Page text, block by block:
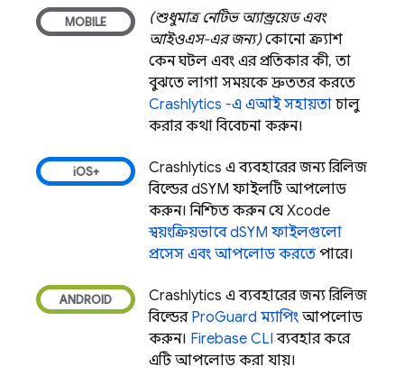
(শুধুমাত্র নেটিভ অ্যান্ড্রয়েড এবং
আইওএস-এর জন্য)কোনো ক্র্যাশ
কেন ঘটল এবং এর প্রতিকার কী, তা
বুঝতে লাগা সময়কে দ্রুততর করতে
Crashlytics -এ এআই সহায়তা চালু
করার কথা বিবেচনা করুন।
Crashlytics এ ব্যবহারের জন্য রিলিজ
বিল্ডের dSYM ফাইলটি আপলোড
করুন। নিশ্চিত করুন যে Xcode
স্বয়ংক্রিয়ভাবে dSYM ফাইলগুলো
প্রসেস এবং আপলোড করতে পারে।
Crashlytics এ ব্যবহারের জন্য রিলিজ
বিল্ডের ProGuard ম্যাপিং আপলোড
করুন। Firebase CLI ব্যবহার করে
এটি আপলোড করা যায়।